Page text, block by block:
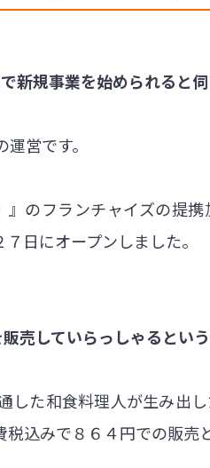
新規事業を始められると
営です。
のフランチャイズの提
日にオープンしました。
売していらっしゃるという
した和食料理人が生み出
込みで８６４円での販売